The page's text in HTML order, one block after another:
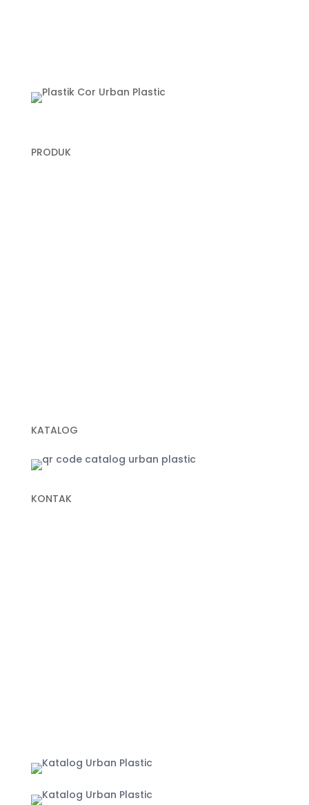
PRODUK
KATALOG
KONTAK